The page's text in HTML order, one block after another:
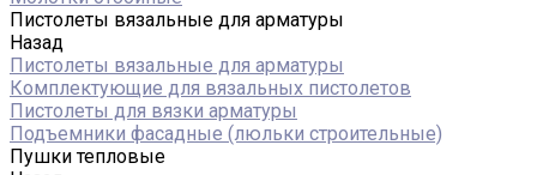
Пистолеты вязальные для арматуры
Назад
Пистолеты вязальные для арматуры
Комплектующие для вязальных пистолетов
Пистолеты для вязки арматуры
Подъемники фасадные (люльки строительные)
Пушки тепловые